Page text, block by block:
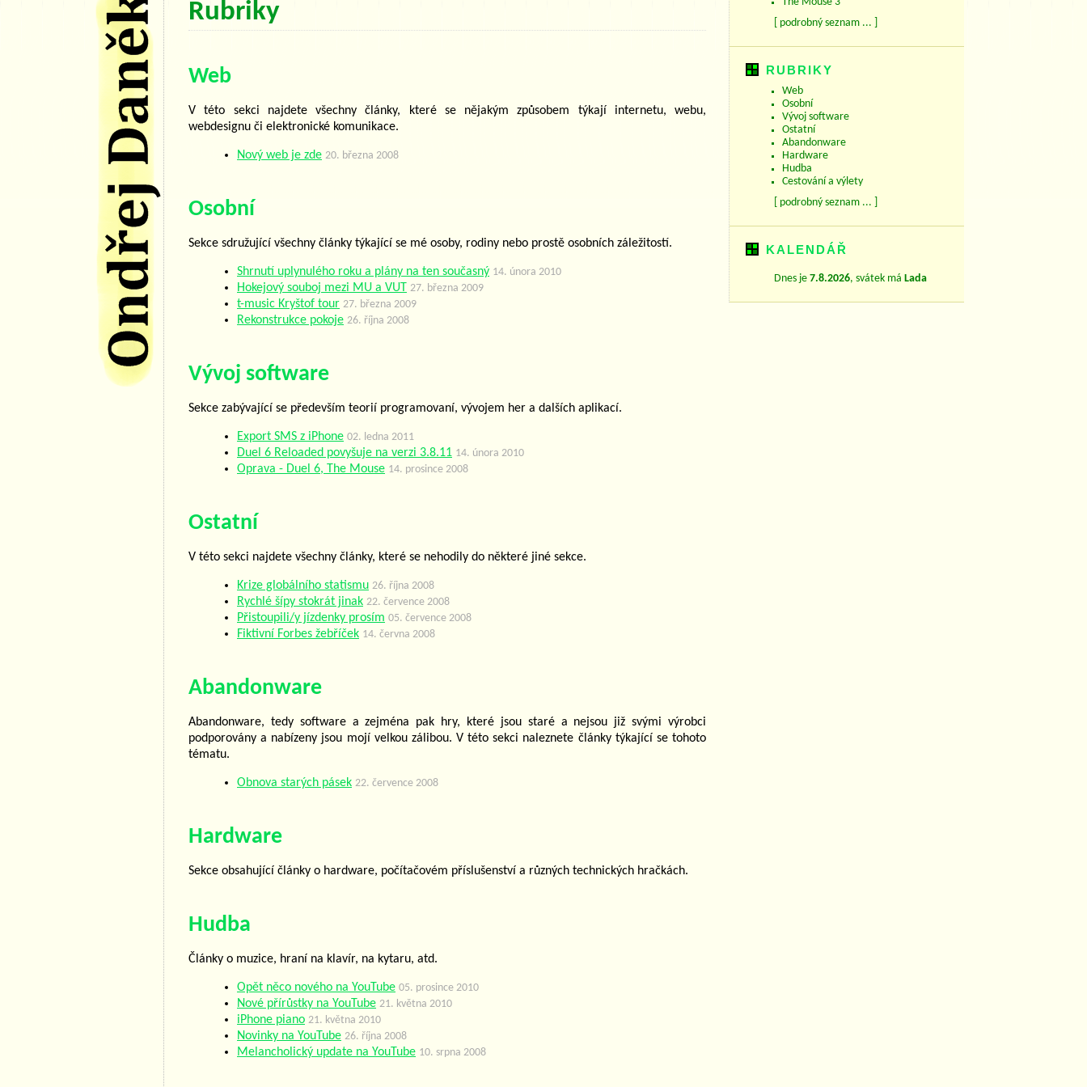
[ podrobný seznam ... ]
RUBRIKY
Web
Osobní
Vývoj software
Ostatní
Abandonware
Hardware
Hudba
Cestování a výlety
[ podrobný seznam ... ]
KALENDÁŘ
Dnes je 7.8.2026, svátek má Lada
Rubriky
Web
V této sekci najdete všechny články, které se nějakým způsobem týkají internetu, webu,
webdesignu či elektronické komunikace.
Nový web je zde 20. března 2008
Osobní
Sekce sdružující všechny články týkající se mé osoby, rodiny nebo prostě osobních záležitostí.
Shrnutí uplynulého roku a plány na ten současný 14. února 2010
Hokejový souboj mezi MU a VUT 27. března 2009
t-music Kryštof tour 27. března 2009
Rekonstrukce pokoje 26. října 2008
Vývoj software
Sekce zabývající se především teorií programovaní, vývojem her a dalších aplikací.
Export SMS z iPhone 02. ledna 2011
Duel 6 Reloaded povyšuje na verzi 3.8.11 14. února 2010
Oprava - Duel 6, The Mouse 14. prosince 2008
Ostatní
V této sekci najdete všechny články, které se nehodily do některé jiné sekce.
Krize globálního statismu 26. října 2008
Rychlé šípy stokrát jinak 22. července 2008
Přistoupili/y jízdenky prosím 05. července 2008
Fiktivní Forbes žebříček 14. června 2008
Abandonware
Abandonware, tedy software a zejména pak hry, které jsou staré a nejsou již svými výrobci
podporovány a nabízeny jsou mojí velkou zálibou. V této sekci naleznete články týkající se tohoto
tématu.
Obnova starých pásek 22. července 2008
Hardware
Sekce obsahující články o hardware, počítačovém příslušenství a různých technických hračkách.
Hudba
Články o muzice, hraní na klavír, na kytaru, atd.
Opět něco nového na YouTube 05. prosince 2010
Nové přírůstky na YouTube 21. května 2010
iPhone piano 21. května 2010
Novinky na YouTube 26. října 2008
Melancholický update na YouTube 10. srpna 2008